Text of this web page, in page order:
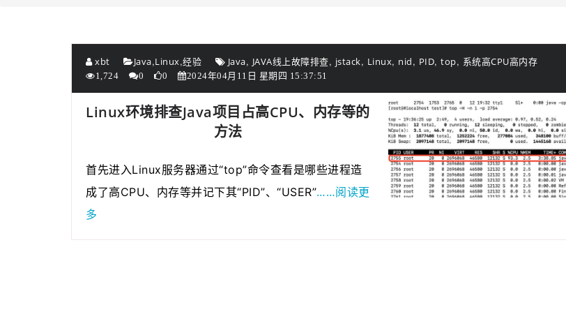
2020年10月23日 由于网站暂未落实实…
2020年10月19日
喜讯！喜讯！分享录…
2020年09月26日 考虑到很多技术文章…
2020年09月16日 我的个人网站分享录…
2020年06月14日 大家不用太拘束，但…
2020年06月03日 经过这段时间的努力…
2020年05月12日 为了更好的保护原创…
2020年04月28日 近来发现fenxianglu.…
xbt Java,Linux,经验 Java, JAVA线上故障排查, jstack, Linux, nid, PID, top, 系统高CPU高内存
1,724 0 0 2024年04月11日 星期四 15:37:51
Linux环境排查Java项目占高CPU、内存等的
方法
首先进入Linux服务器通过“top”命令查看是哪些进程造
成了高CPU、内存等并记下其“PID”、“USER”……阅读更
多